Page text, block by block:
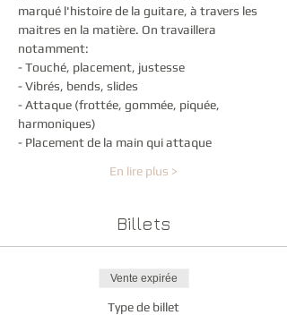
marqué l'histoire de la guitare, à travers les
maitres en la matière. On travaillera
notamment:
- Touché, placement, justesse
- Vibrés, bends, slides
- Attaque (frottée, gommée, piquée,
harmoniques)
- Placement de la main qui attaque
En lire plus >
Billets
Vente expirée
Type de billet